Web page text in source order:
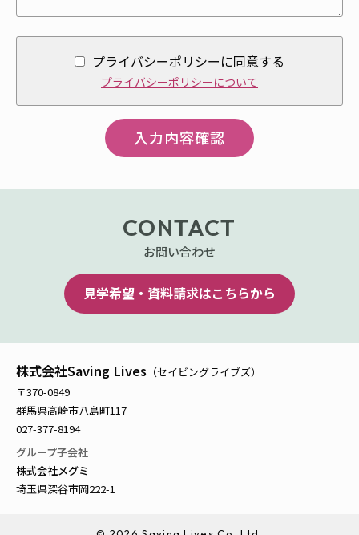
プライバシーポリシーに同意する
プライバシーポリシーについて
CONTACT
お問い合わせ
見学希望・資料請求はこちらから
株式会社Saving Lives （セイビングライブズ）
〒370-0849
群馬県高崎市八島町117
027-377-8194
グループ子会社
株式会社メグミ
埼玉県深谷市岡222-1